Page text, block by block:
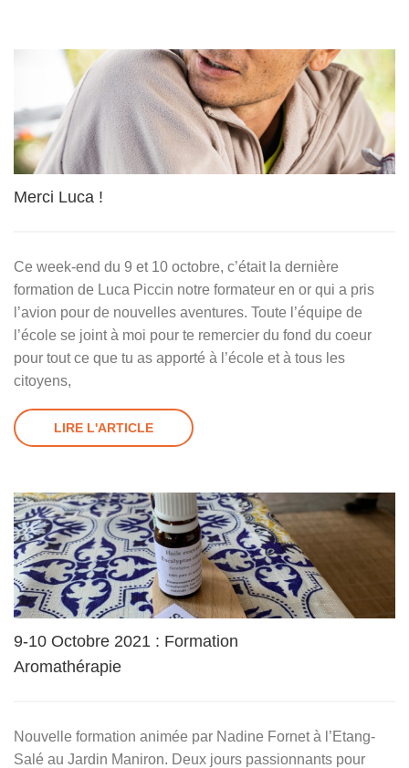
Merci Luca !
Ce week-end du 9 et 10 octobre, c’était la dernière
formation de Luca Piccin notre formateur en or qui a pris
l’avion pour de nouvelles aventures. Toute l’équipe de
l’école se joint à moi pour te remercier du fond du coeur
pour tout ce que tu as apporté à l’école et à tous les
citoyens,
LIRE L'ARTICLE
9-10 Octobre 2021 : Formation
Aromathérapie
Nouvelle formation animée par Nadine Fornet à l’Etang-
Salé au Jardin Maniron. Deux jours passionnants pour